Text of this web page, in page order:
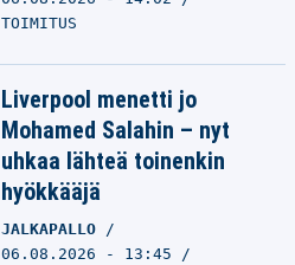
TOIMITUS
Liverpool menetti jo
Mohamed Salahin – nyt
uhkaa lähteä toinenkin
hyökkääjä
JALKAPALLO
06.08.2026 - 13:45